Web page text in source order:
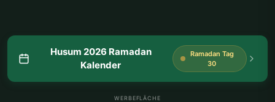
Husum 2026 Ramadan
Kalender
Ramadan Tag
30
WERBEFLÄCHE